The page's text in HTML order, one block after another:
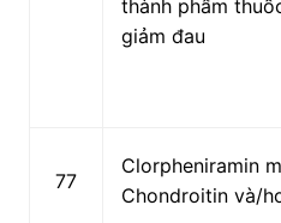
thành phẩm
giảm đau
77
Clorpheniramin
Chondroitin và/